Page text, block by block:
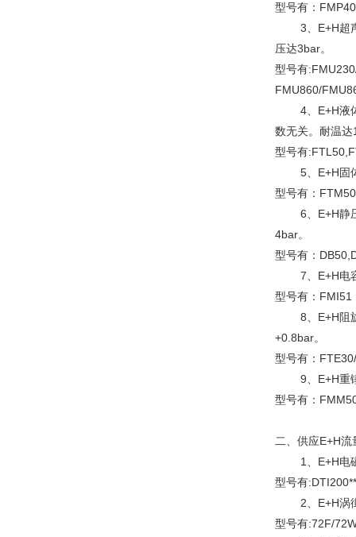
型号有：
3、E+H超声
压达3bar。
型号有
FMU860/
4、E+H液体
数无关。耐温
型号有
5、E+H固体
型号有：
6、E+H静压
4bar。
型号有：
7、E+H电容
型号有：
8、E+H阻旋
+0.8bar。
型号有：
9、E+H重锤
型号有：
二、供应E+H流
1、E+H电磁
型号有
2、E+H涡街
型号有:72F/